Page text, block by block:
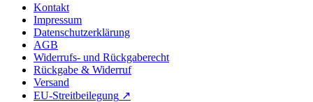
Kontakt
Impressum
Datenschutzerklärung
AGB
Widerrufs- und Rückgaberecht
Rückgabe & Widerruf
Versand
EU-Streitbeilegung ↗